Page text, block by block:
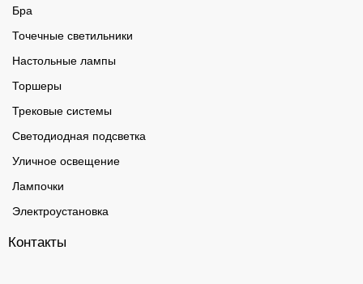
Бра
Точечные светильники
Настольные лампы
Торшеры
Трековые системы
Светодиодная подсветка
Уличное освещение
Лампочки
Электроустановка
Контакты